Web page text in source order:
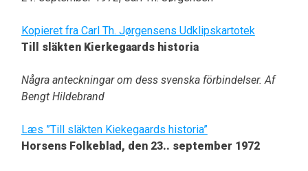
Kopieret fra Carl Th. Jørgensens Udklipskartotek
Till släkten Kierkegaards historia
Några anteckningar om dess svenska förbindelser. Af
Bengt Hildebrand
Læs ”Till släkten Kiekegaards historia”
Horsens Folkeblad, den 23.. september 1972